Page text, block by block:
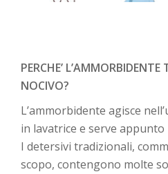
PERCHE’ L’AMMORBIDENTE
NOCIVO?
L’ammorbidente agisce
in lavatrice e serve appunto
I detersivi tradizionali,
scopo, contengono molte